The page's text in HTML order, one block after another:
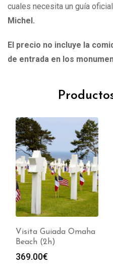
cuales necesita un guía
Michel.
El precio no incluye la
de entrada en los
Visita Guiada Omaha
Beach (2h)
369.00€